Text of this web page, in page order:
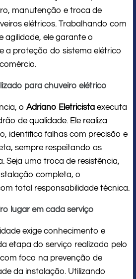
manutenção e troca de
elétricos. Trabalhando com
agilidade, ele garante o
a proteção do sistema elétrico
para chuveiro elétrico
o Adriano Eletricista executa
de qualidade. Ele realiza
identifica falhas com precisão e
sempre respeitando as
Seja uma troca de resistência,
completa, o
total responsabilidade técnica.
lugar em cada serviço
exige conhecimento e
etapa do serviço realizado pelo
foco na prevenção de
da instalação. Utilizando